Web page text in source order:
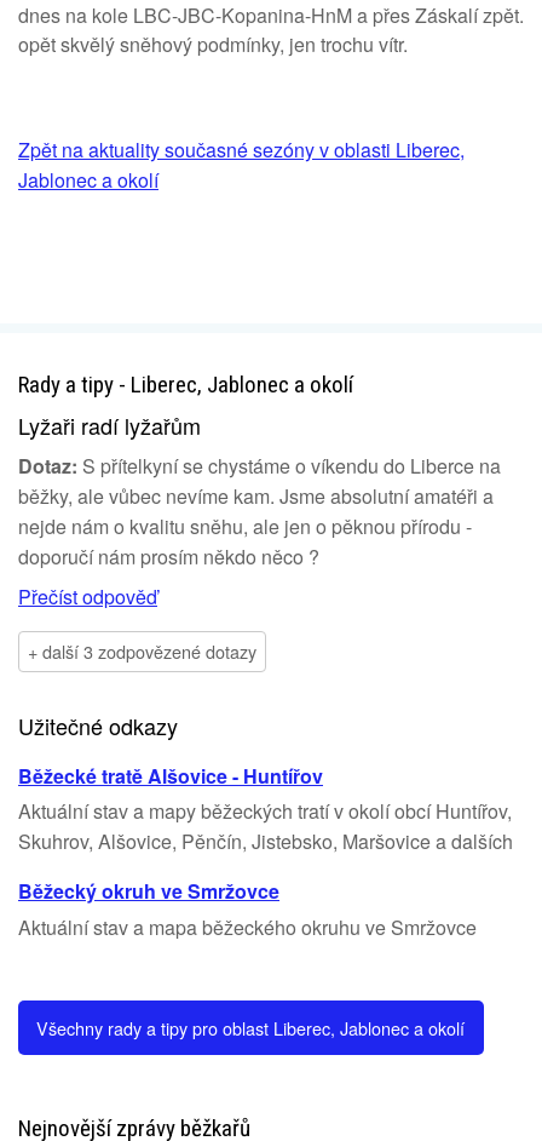
dnes na kole LBC-JBC-Kopanina-HnM a přes Záskalí zpět.
opět skvělý sněhový podmínky, jen trochu vítr.
Zpět na aktuality současné sezóny v oblasti Liberec,
Jablonec a okolí
Rady a tipy - Liberec, Jablonec a okolí
Lyžaři radí lyžařům
Dotaz: S přítelkyní se chystáme o víkendu do Liberce na
běžky, ale vůbec nevíme kam. Jsme absolutní amatéři a
nejde nám o kvalitu sněhu, ale jen o pěknou přírodu -
doporučí nám prosím někdo něco ?
Přečíst odpověď
+ další 3 zodpovězené dotazy
Užitečné odkazy
Běžecké tratě Alšovice - Huntířov
Aktuální stav a mapy běžeckých tratí v okolí obcí Huntířov,
Skuhrov, Alšovice, Pěnčín, Jistebsko, Maršovice a dalších
Běžecký okruh ve Smržovce
Aktuální stav a mapa běžeckého okruhu ve Smržovce
Všechny rady a tipy pro oblast Liberec, Jablonec a okolí
Nejnovější zprávy běžkařů